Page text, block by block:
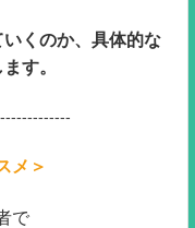
くのか、具体的な
す。
メ＞
で